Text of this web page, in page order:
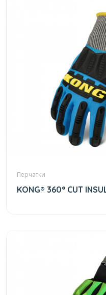
Перчатки
KONG® 360° CUT